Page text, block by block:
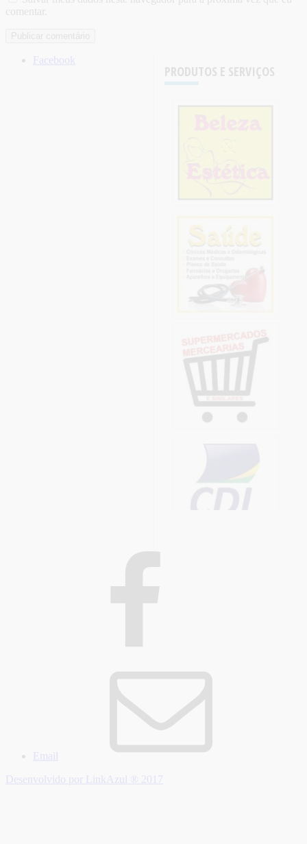
comentar.
PRODUTOS E SERVIÇOS
Facebook
Email
Desenvolvido por LinkAzul ® 2017